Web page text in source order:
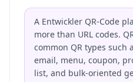
A Entwickler QR-Code
more than URL codes.
common QR types such
email, menu, coupon,
list, and bulk-oriented